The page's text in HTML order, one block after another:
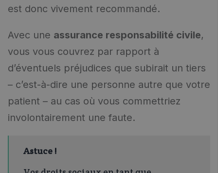
est donc vivement recommandé.
Avec une assurance responsabilité civile,
vous vous couvrez par rapport à
d’éventuels préjudices que subirait un tiers
– c’est-à-dire une personne autre que votre
patient – au cas où vous commettriez
involontairement une faute.
Astuce !